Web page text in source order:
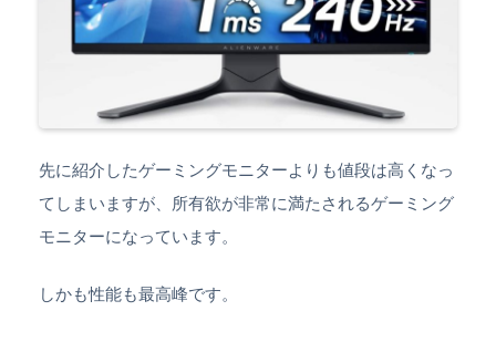
先に紹介したゲーミングモニターよりも値段は高くなっ
てしまいますが、所有欲が非常に満たされるゲーミング
モニターになっています。
しかも性能も最高峰です。